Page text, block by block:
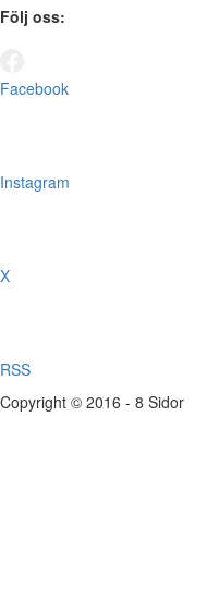
Följ oss:
Facebook
Instagram
X
RSS
Copyright © 2016 - 8 Sidor